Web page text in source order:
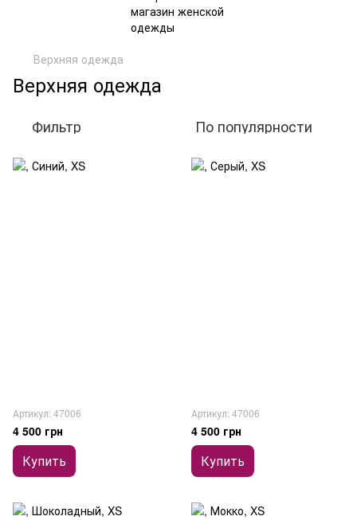
Верхняя одежда
Верхняя одежда
Фильтр По популярности
Артикул: 47006
4 500 грн
Купить
Артикул: 47006
4 500 грн
Купить